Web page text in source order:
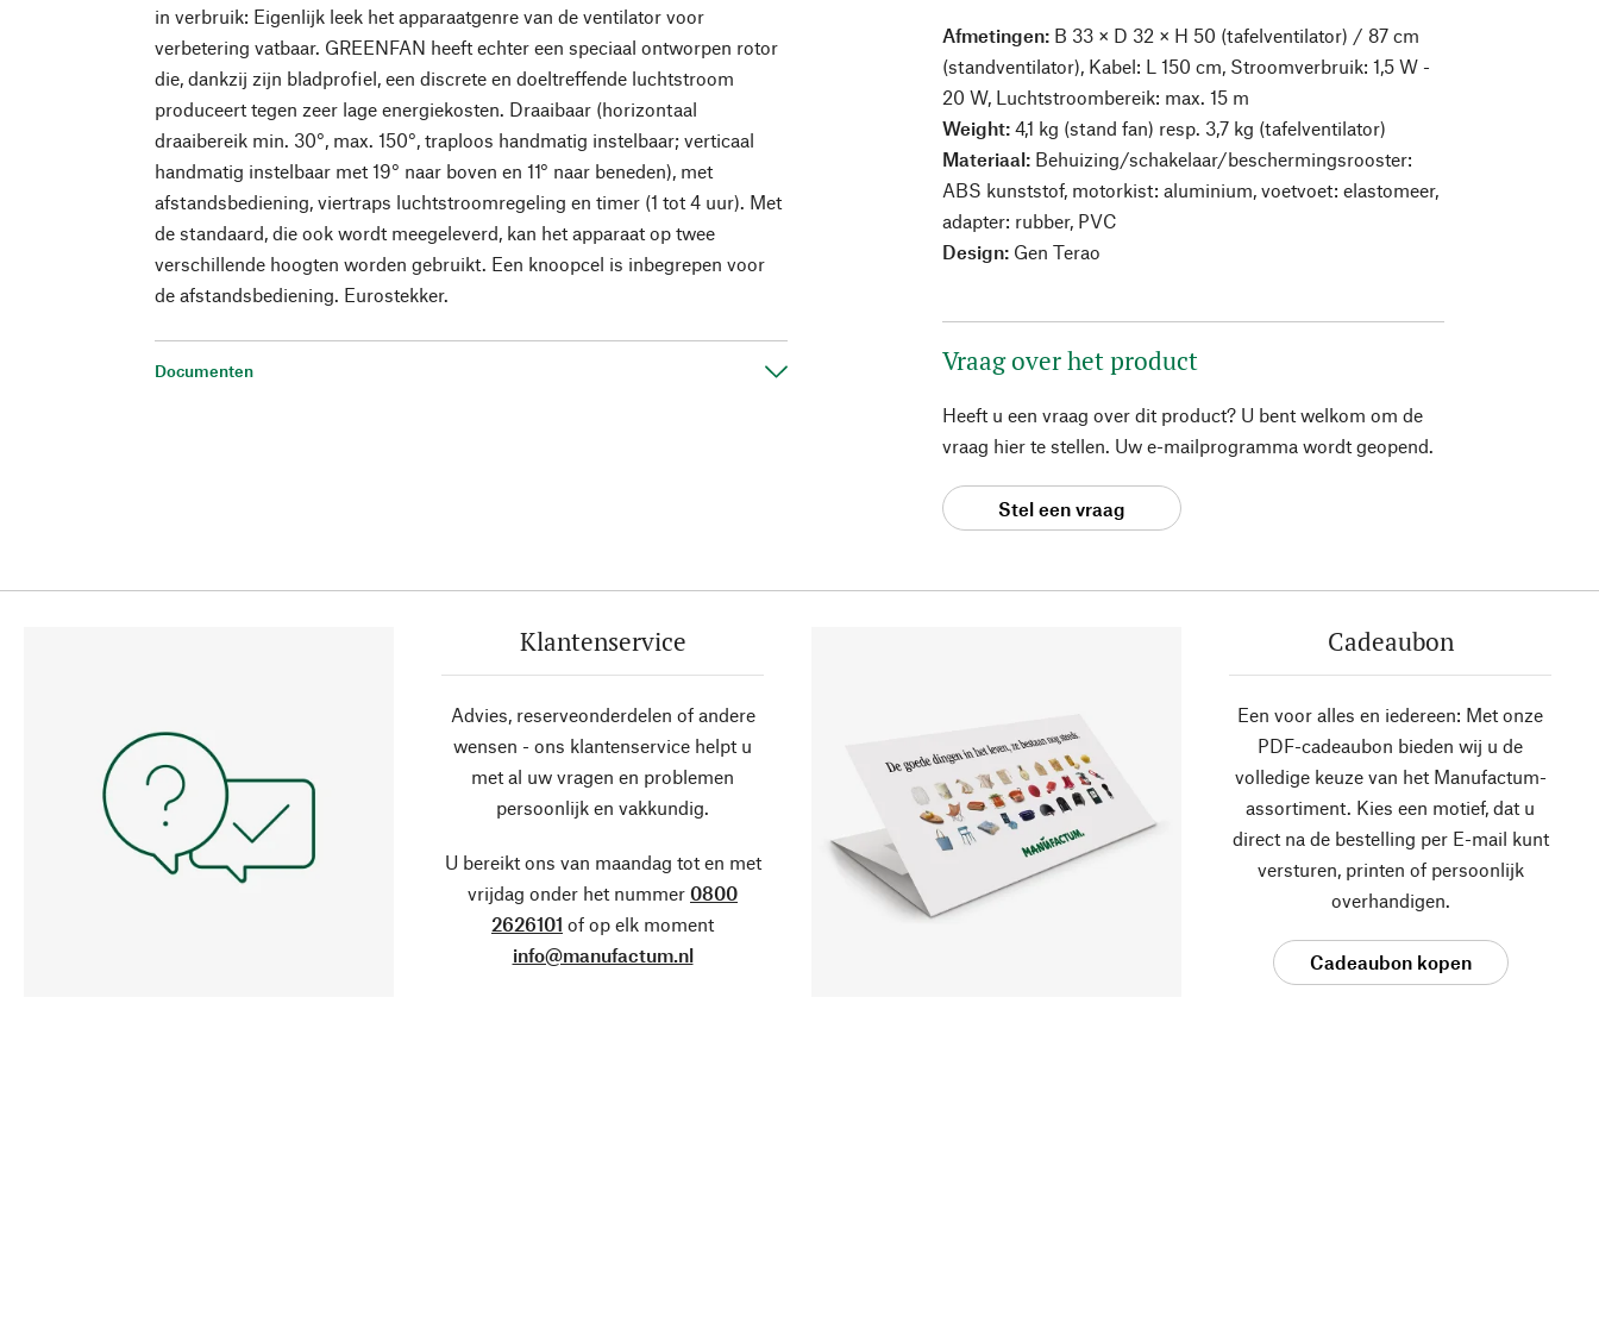
in verbruik: Eigenlijk leek het apparaatgenre van de ventilator voor
verbetering vatbaar. GREENFAN heeft echter een speciaal ontworpen rotor
die, dankzij zijn bladprofiel, een discrete en doeltreffende luchtstroom
produceert tegen zeer lage energiekosten. Draaibaar (horizontaal
draaibereik min. 30°, max. 150°, traploos handmatig instelbaar; verticaal
handmatig instelbaar met 19° naar boven en 11° naar beneden), met
afstandsbediening, viertraps luchtstroomregeling en timer (1 tot 4 uur). Met
de standaard, die ook wordt meegeleverd, kan het apparaat op twee
verschillende hoogten worden gebruikt. Een knoopcel is inbegrepen voor
de afstandsbediening. Eurostekker.
Documenten
Afmetingen: B 33 × D 32 × H 50 (tafelventilator) / 87 cm
(standventilator), Kabel: L 150 cm, Stroomverbruik: 1,5 W -
20 W, Luchtstroombereik: max. 15 m
Weight: 4,1 kg (stand fan) resp. 3,7 kg (tafelventilator)
Materiaal: Behuizing/schakelaar/beschermingsrooster:
ABS kunststof, motorkist: aluminium, voetvoet: elastomeer,
adapter: rubber, PVC
Design: Gen Terao
Vraag over het product
Heeft u een vraag over dit product? U bent welkom om de
vraag hier te stellen. Uw e-mailprogramma wordt geopend.
Stel een vraag
Klantenservice
Advies, reserveonderdelen of andere
wensen - ons klantenservice helpt u
met al uw vragen en problemen
persoonlijk en vakkundig.
U bereikt ons van maandag tot en met
vrijdag onder het nummer 0800
2626101 of op elk moment
info@manufactum.nl
Cadeaubon
Een voor alles en iedereen: Met onze
PDF-cadeaubon bieden wij u de
volledige keuze van het Manufactum-
assortiment. Kies een motief, dat u
direct na de bestelling per E-mail kunt
versturen, printen of persoonlijk
overhandigen.
Cadeaubon kopen